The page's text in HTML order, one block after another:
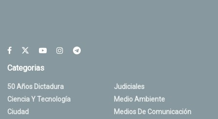
Categorias
50 Años Dictadura
Ciencia Y Tecnología
Ciudad
Judiciales
Medio Ambiente
Medios De Comunicación